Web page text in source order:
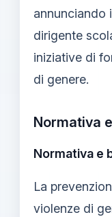
annunciando
dirigente
iniziative di
di genere.
Normativa
Normativa e
La
violenze di